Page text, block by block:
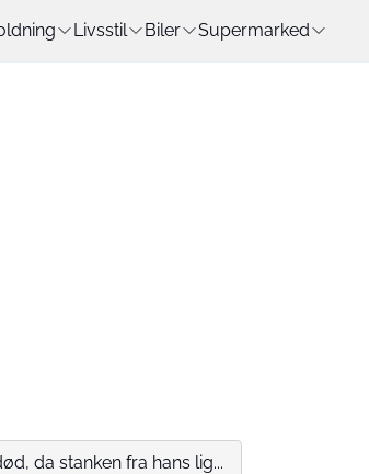
Livsstil Biler Supermarked
da stanken fra hans lig...